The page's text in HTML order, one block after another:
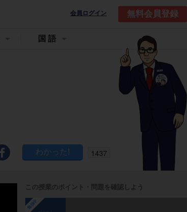
会員ログイン 無料会員登録
国語
1437
この授業のポイント・問題を確認しよう
勉強中